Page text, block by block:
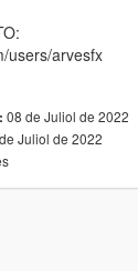
users/arvesfx
08 de Juliol de 2022
Juliol de 2022